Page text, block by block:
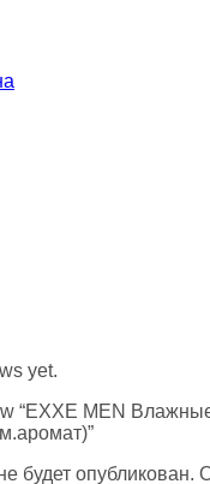
yet.
“EXXE MEN
будет опубликован.